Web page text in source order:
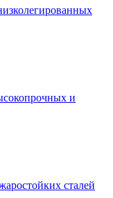
и
сталей